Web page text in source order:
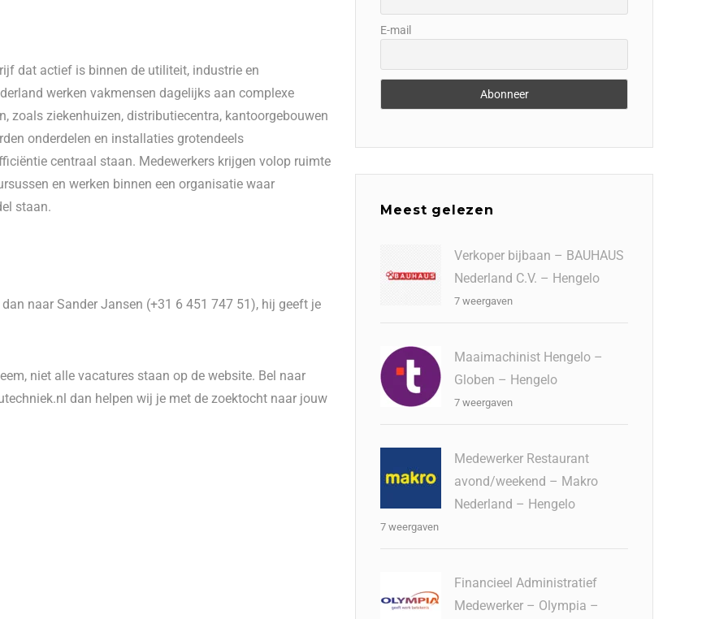
dat actief is binnen de utiliteit, industrie en
werken vakmensen dagelijks aan complexe
zoals ziekenhuizen, distributiecentra, kantoorgebouwen
onderdelen en installaties grotendeels
centraal staan. Medewerkers krijgen volop ruimte
en werken binnen een organisatie waar
staan.
naar Sander Jansen (+31 6 451 747 51), hij geeft je
niet alle vacatures staan op de website. Bel naar
dan helpen wij je met de zoektocht naar jouw
E-mail
Meest gelezen
Verkoper bijbaan – BAUHAUS
Nederland C.V. – Hengelo
7 weergaven
Maaimachinist Hengelo –
Globen – Hengelo
7 weergaven
Medewerker Restaurant
avond/weekend – Makro
Nederland – Hengelo
7 weergaven
Financieel Administratief
Medewerker – Olympia –